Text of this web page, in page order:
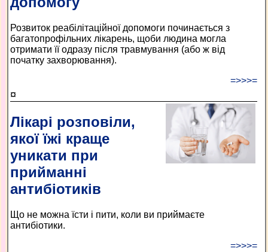
Розвиток реабілітаційної допомоги починається з
багатопрофільних лікарень, щоби людина могла
отримати її одразу після травмування (або ж від
початку захворювання).
=>>>=
¤
Лікарі розповіли,
якої їжі краще
уникати при
прийманні
антибіотиків
Що не можна їсти і пити, коли ви приймаєте
антибіотики.
=>>>=